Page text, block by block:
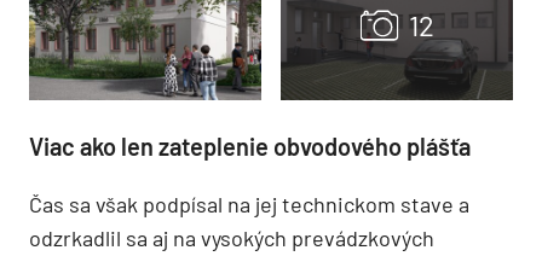
Viac ako len zateplenie obvodového plášťa
Čas sa však podpísal na jej technickom stave a
odzrkadlil sa aj na vysokých prevádzkových